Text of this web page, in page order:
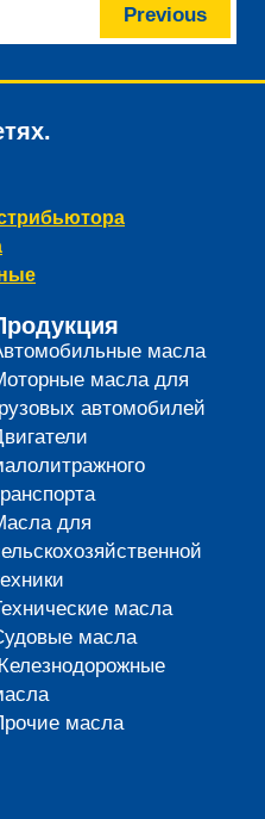
Previous
масла
масла для
автомобилей
для
масла
масла
масла